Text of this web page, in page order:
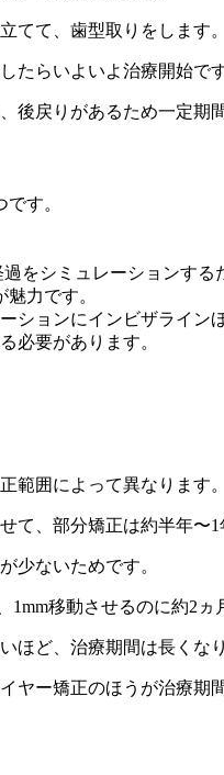
てて、歯型取りをします。
たらいよいよ治療開始です
戻りがあるため一定期
す。
をシミュレーションす
力です。
ションにインビザライン
必要があります。
範囲によって異なります。
、部分矯正は約半年〜1
少ないためです。
移動させるのに約2ヵ
ほど、治療期間は長くなり
ー矯正のほうが治療期